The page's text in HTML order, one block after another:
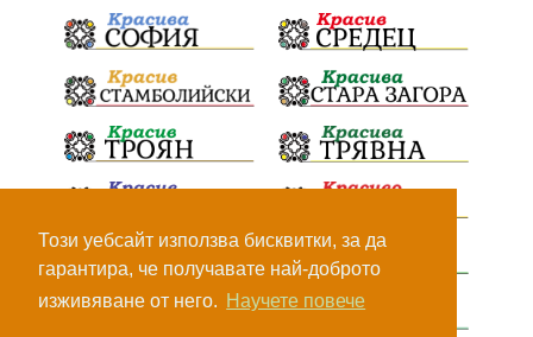
Този уебсайт използва бисквитки, за да
гарантира, че получавате най-доброто
изживяване от него. Научете повече